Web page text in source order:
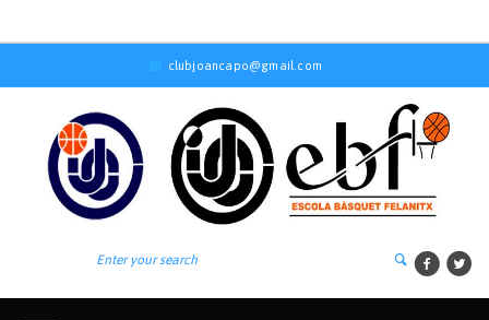
clubjoancapo@gmail.com